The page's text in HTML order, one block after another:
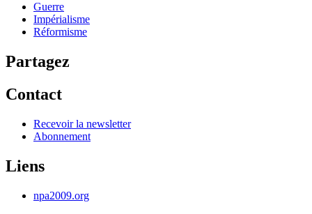
Guerre
Impérialisme
Réformisme
Partagez
Contact
Recevoir la newsletter
Abonnement
Liens
npa2009.org